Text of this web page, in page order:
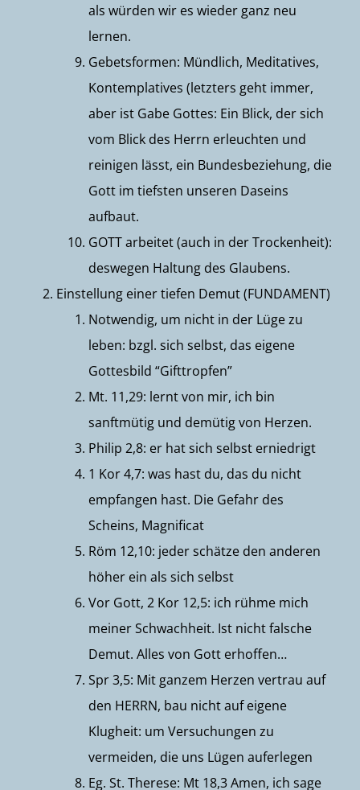
als würden wir es wieder ganz neu
lernen.
Gebetsformen: Mündlich, Meditatives,
Kontemplatives (letzters geht immer,
aber ist Gabe Gottes: Ein Blick, der sich
vom Blick des Herrn erleuchten und
reinigen lässt, ein Bundesbeziehung, die
Gott im tiefsten unseren Daseins
aufbaut.
GOTT arbeitet (auch in der Trockenheit):
deswegen Haltung des Glaubens.
Einstellung einer tiefen Demut (FUNDAMENT)
Notwendig, um nicht in der Lüge zu
leben: bzgl. sich selbst, das eigene
Gottesbild “Gifttropfen”
Mt. 11,29: lernt von mir, ich bin
sanftmütig und demütig von Herzen.
Philip 2,8: er hat sich selbst erniedrigt
1 Kor 4,7: was hast du, das du nicht
empfangen hast. Die Gefahr des
Scheins, Magnificat
Röm 12,10: jeder schätze den anderen
höher ein als sich selbst
Vor Gott, 2 Kor 12,5: ich rühme mich
meiner Schwachheit. Ist nicht falsche
Demut. Alles von Gott erhoffen…
Spr 3,5: Mit ganzem Herzen vertrau auf
den HERRN, bau nicht auf eigene
Klugheit: um Versuchungen zu
vermeiden, die uns Lügen auferlegen
Eg. St. Therese: Mt 18,3 Amen, ich sage